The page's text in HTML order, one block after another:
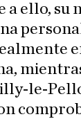
a ello, su
le-